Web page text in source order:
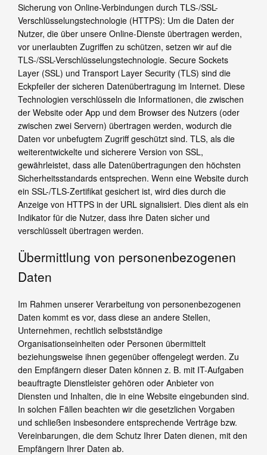
Sicherung von Online-Verbindungen durch TLS-/SSL-
Verschlüsselungstechnologie (HTTPS): Um die Daten der
Nutzer, die über unsere Online-Dienste übertragen werden,
vor unerlaubten Zugriffen zu schützen, setzen wir auf die
TLS-/SSL-Verschlüsselungstechnologie. Secure Sockets
Layer (SSL) und Transport Layer Security (TLS) sind die
Eckpfeiler der sicheren Datenübertragung im Internet. Diese
Technologien verschlüsseln die Informationen, die zwischen
der Website oder App und dem Browser des Nutzers (oder
zwischen zwei Servern) übertragen werden, wodurch die
Daten vor unbefugtem Zugriff geschützt sind. TLS, als die
weiterentwickelte und sicherere Version von SSL,
gewährleistet, dass alle Datenübertragungen den höchsten
Sicherheitsstandards entsprechen. Wenn eine Website durch
ein SSL-/TLS-Zertifikat gesichert ist, wird dies durch die
Anzeige von HTTPS in der URL signalisiert. Dies dient als ein
Indikator für die Nutzer, dass ihre Daten sicher und
verschlüsselt übertragen werden.
Übermittlung von personenbezogenen
Daten
Im Rahmen unserer Verarbeitung von personenbezogenen
Daten kommt es vor, dass diese an andere Stellen,
Unternehmen, rechtlich selbstständige
Organisationseinheiten oder Personen übermittelt
beziehungsweise ihnen gegenüber offengelegt werden. Zu
den Empfängern dieser Daten können z. B. mit IT-Aufgaben
beauftragte Dienstleister gehören oder Anbieter von
Diensten und Inhalten, die in eine Website eingebunden sind.
In solchen Fällen beachten wir die gesetzlichen Vorgaben
und schließen insbesondere entsprechende Verträge bzw.
Vereinbarungen, die dem Schutz Ihrer Daten dienen, mit den
Empfängern Ihrer Daten ab.